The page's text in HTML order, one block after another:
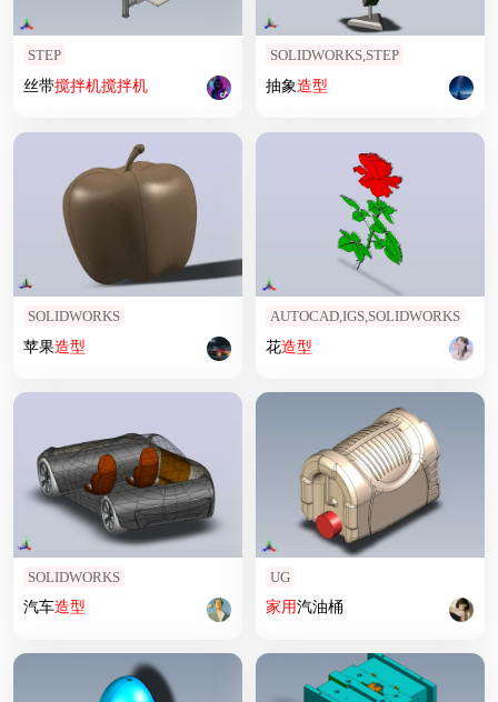
STEP
丝带搅拌机搅拌机
SOLIDWORKS,STEP
抽象造型
SOLIDWORKS
苹果造型
AUTOCAD,IGS,SOLIDWORKS
花造型
SOLIDWORKS
汽车造型
UG
家用汽油桶